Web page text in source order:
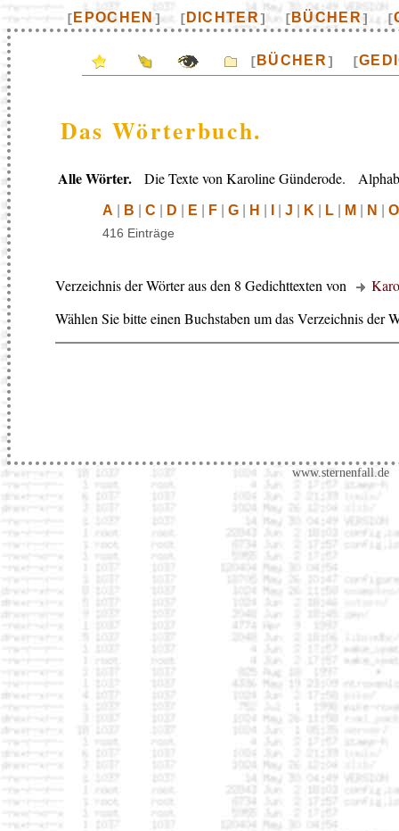
[ EPOCHEN ] [ DICHTER] [ BÜCHER] [
[ BÜCHER] [
Das Wörterbuch.
Alle Wörter. Die Texte von Karoline Günderode.
A B C D E F G H J K L M N O
416 Einträge
Verzeichnis der Wörter aus den 8 Gedichttexten von
Wählen Sie bitte einen Buchstaben um das Verzeichnis der
www.sternenfall.de